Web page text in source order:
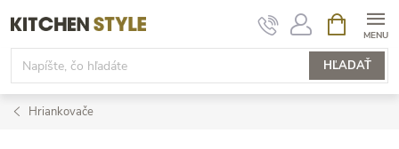
na
obsah
HĽADAŤ
KOŠÍK
Hriankovače